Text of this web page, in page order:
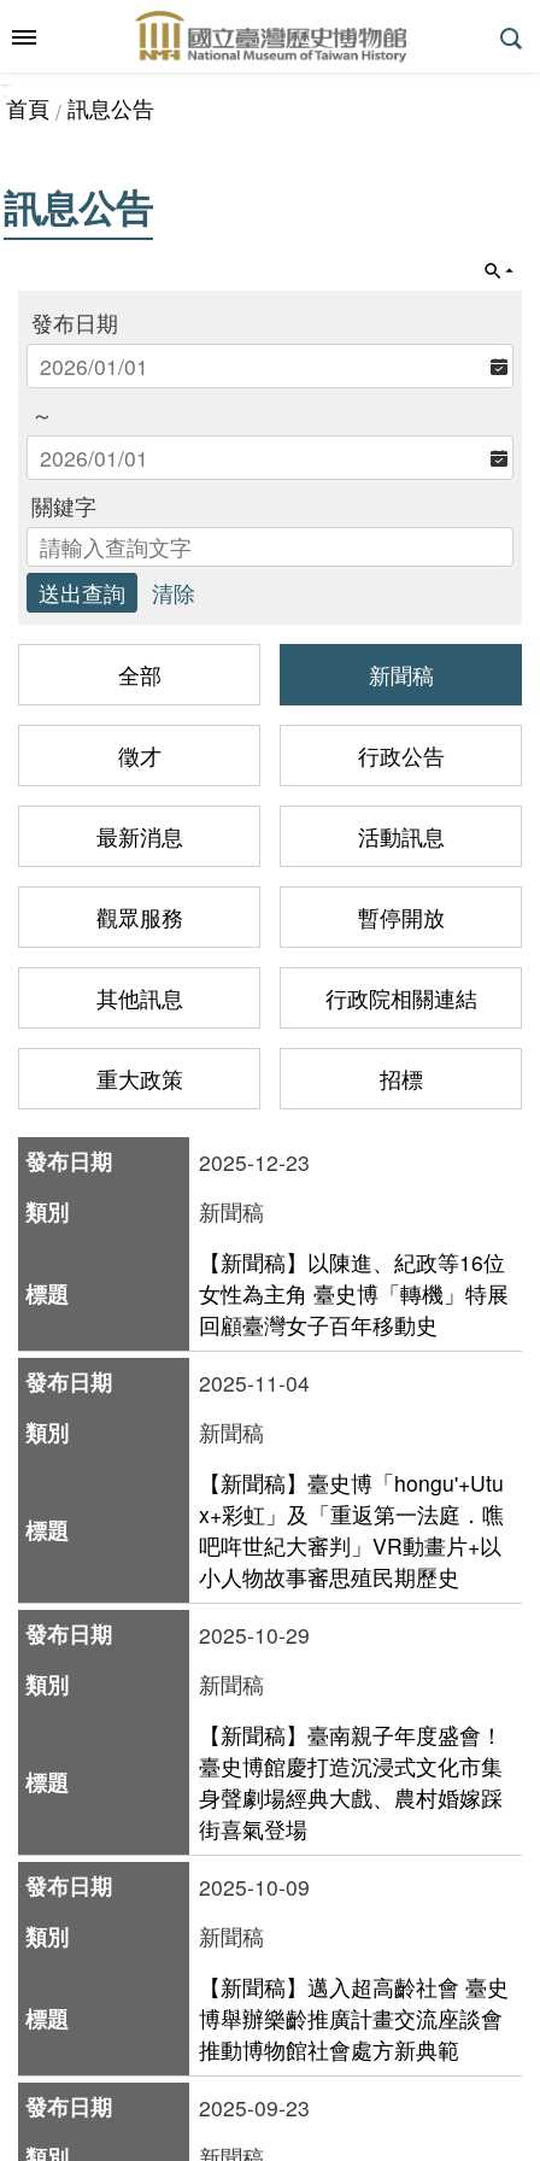
跳到主要內容區塊
階
指
南
展
覽
研
究
藏
育
動
版
文
創
圓
計
畫
導
友
善
措
服
識
臺
博
服
務
信
箱
:::
首頁 訊息公告
訊息公告
發布日期
～
關鍵字
全部 新聞稿
徵才 行政公告
最新消息 活動訊息
觀眾服務 暫停開放
其他訊息 行政院相關連結
重大政策 招標
2025-12-23
新聞稿
【新聞稿】以陳進、紀政等16位
女性為主角 臺史博「轉機」特展
回顧臺灣女子百年移動史
2025-11-04
新聞稿
【新聞稿】臺史博「hongu'+Utu
x+彩虹」及「重返第一法庭．噍
吧哖世紀大審判」VR動畫片+以
小人物故事審思殖民期歷史
2025-10-29
新聞稿
【新聞稿】臺南親子年度盛會！
臺史博館慶打造沉浸式文化市集
身聲劇場經典大戲、農村婚嫁踩
街喜氣登場
2025-10-09
新聞稿
【新聞稿】邁入超高齡社會 臺史
博舉辦樂齡推廣計畫交流座談會
推動博物館社會處方新典範
2025-09-23